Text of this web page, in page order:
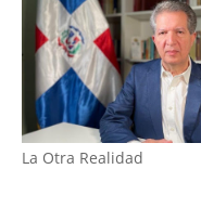
La Otra Realidad